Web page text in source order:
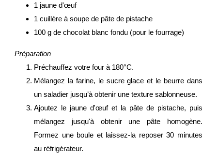
1 jaune d'œuf
1 cuillère à soupe de pâte de pistache
100 g de chocolat blanc fondu (pour le fourrage)
Préparation
Préchauffez votre four à 180°C.
Mélangez la farine, le sucre glace et le beurre dans
un saladier jusqu’à obtenir une texture sablonneuse.
Ajoutez le jaune d'œuf et la pâte de pistache, puis
mélangez jusqu'à obtenir une pâte homogène.
Formez une boule et laissez-la reposer 30 minutes
au réfrigérateur.